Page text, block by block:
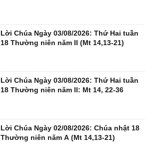
Lời Chúa Ngày 03/08/2026: Thứ Hai tuần
18 Thường niên năm II (Mt 14,13-21)
Lời Chúa Ngày 03/08/2026: Thứ Hai tuần
18 Thường niên năm II: Mt 14, 22-36
Lời Chúa Ngày 02/08/2026: Chúa nhật 18
Thường niên năm A (Mt 14,13-21)